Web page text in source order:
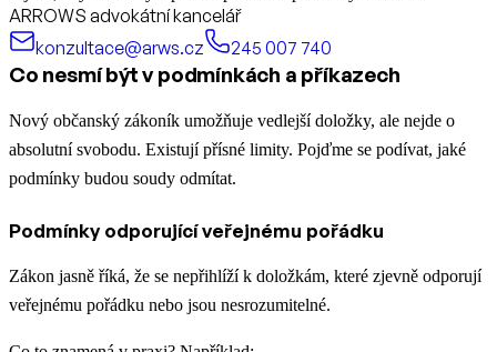
ARROWS advokátní kancelář
konzultace@arws.cz
245 007 740
Co nesmí být v podmínkách a příkazech
Nový občanský zákoník umožňuje vedlejší doložky, ale nejde o
absolutní svobodu. Existují přísné limity. Pojďme se podívat, jaké
podmínky budou soudy odmítat.
Podmínky odporující veřejnému pořádku
Zákon jasně říká, že se nepřihlíží k doložkám, které zjevně odporují
veřejnému pořádku nebo jsou nesrozumitelné.